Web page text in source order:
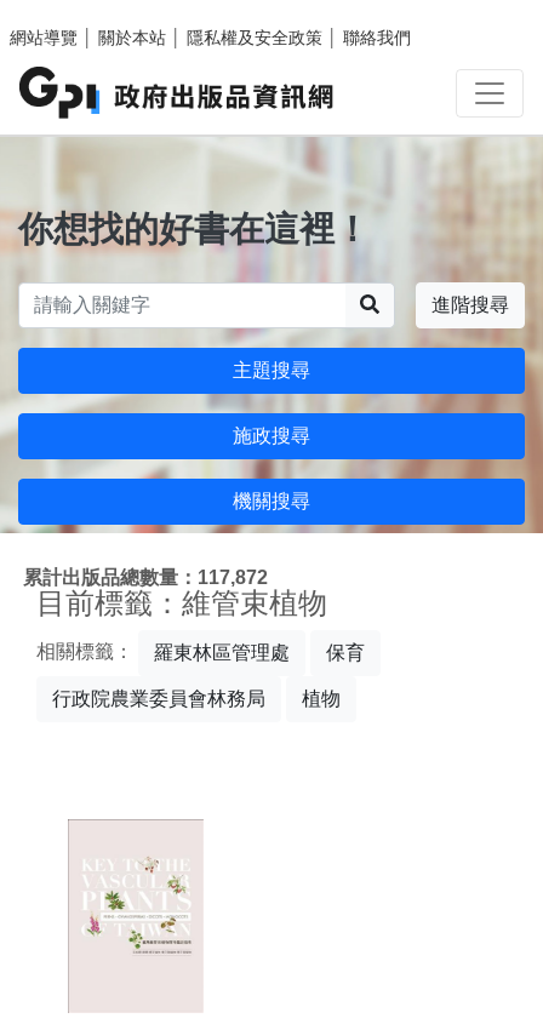
網站導覽
關於本站 隱私權及安全政策 聯絡我們
你想找的好書在這裡！
進階搜尋
主題搜尋
施政搜尋
機關搜尋
累計出版品總數量：117,872
目前標籤：維管束植物
相關標籤： 羅東林區管理處 保育
行政院農業委員會林務局 植物